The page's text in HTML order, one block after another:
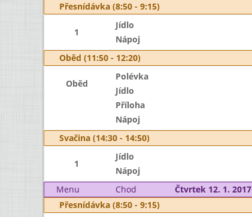
Přesnídávka (8:50 - 9:15)
1
Jídlo
Nápoj
Oběd (11:50 - 12:20)
Oběd
Polévka
Jídlo
Příloha
Nápoj
Svačina (14:30 - 14:50)
1
Jídlo
Nápoj
Menu
Chod Čtvrtek 12. 1. 2017
Přesnídávka (8:50 - 9:15)